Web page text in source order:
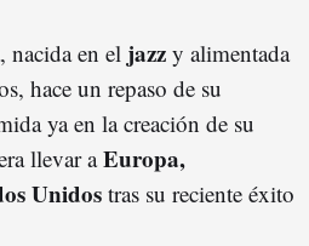
nacida en el jazz y alimentada
hace un repaso de su
ya en la creación de su
llevar aEuropa,
Unidos tras su reciente éxito